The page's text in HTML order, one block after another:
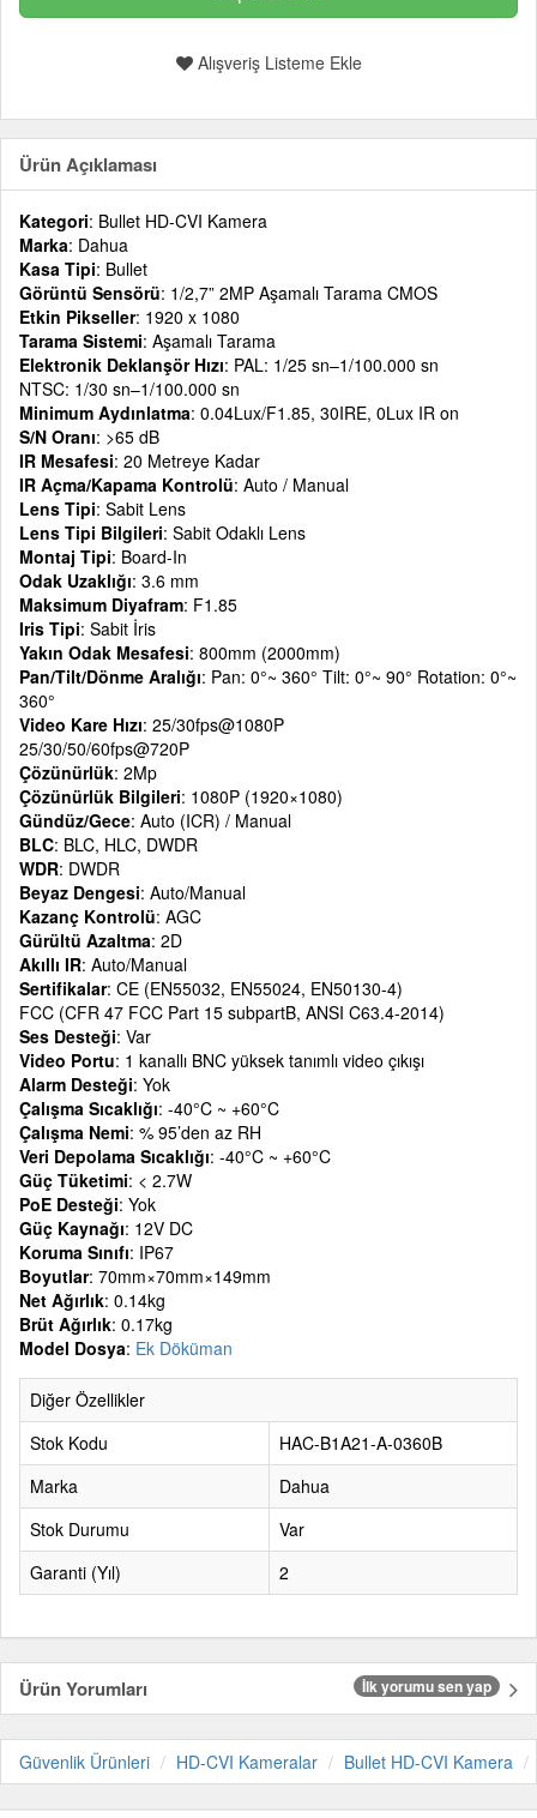
Alışveriş Listeme Ekle
Ürün Açıklaması
Kategori: Bullet HD-CVI Kamera
Marka: Dahua
Kasa Tipi: Bullet
Görüntü Sensörü: 1/2,7” 2MP Aşamalı Tarama CMOS
Etkin Pikseller: 1920 x 1080
Tarama Sistemi: Aşamalı Tarama
Elektronik Deklanşör Hızı: PAL: 1/25 sn–1/100.000 sn
NTSC: 1/30 sn–1/100.000 sn
Minimum Aydınlatma: 0.04Lux/F1.85, 30IRE, 0Lux IR on
S/N Oranı: >65 dB
IR Mesafesi: 20 Metreye Kadar
IR Açma/Kapama Kontrolü: Auto / Manual
Lens Tipi: Sabit Lens
Lens Tipi Bilgileri: Sabit Odaklı Lens
Montaj Tipi: Board-In
Odak Uzaklığı: 3.6 mm
Maksimum Diyafram: F1.85
Iris Tipi: Sabit İris
Yakın Odak Mesafesi: 800mm (2000mm)
Pan/Tilt/Dönme Aralığı: Pan: 0°~ 360° Tilt: 0°~ 90° Rotation: 0°~
360°
Video Kare Hızı: 25/30fps@1080P
25/30/50/60fps@720P
Çözünürlük: 2Mp
Çözünürlük Bilgileri: 1080P (1920×1080)
Gündüz/Gece: Auto (ICR) / Manual
BLC: BLC, HLC, DWDR
WDR: DWDR
Beyaz Dengesi: Auto/Manual
Kazanç Kontrolü: AGC
Gürültü Azaltma: 2D
Akıllı IR: Auto/Manual
Sertifikalar: CE (EN55032, EN55024, EN50130-4)
FCC (CFR 47 FCC Part 15 subpartB, ANSI C63.4-2014)
Ses Desteği: Var
Video Portu: 1 kanallı BNC yüksek tanımlı video çıkışı
Alarm Desteği: Yok
Çalışma Sıcaklığı: -40°C ~ +60°C
Çalışma Nemi: % 95’den az RH
Veri Depolama Sıcaklığı: -40°C ~ +60°C
Güç Tüketimi: < 2.7W
PoE Desteği: Yok
Güç Kaynağı: 12V DC
Koruma Sınıfı: IP67
Boyutlar: 70mm×70mm×149mm
Net Ağırlık: 0.14kg
Brüt Ağırlık: 0.17kg
Model Dosya: Ek Döküman
Diğer Özellikler
Stok Kodu
HAC-B1A21-A-0360B
Marka
Dahua
Stok Durumu
Var
Garanti (Yıl)
2
Ürün Yorumları İlk yorumu sen yap
Güvenlik Ürünleri HD-CVI Kameralar Bullet HD-CVI Kamera